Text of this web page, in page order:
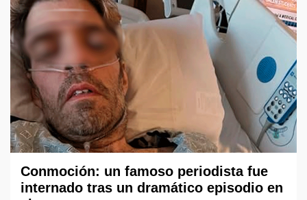
Conmoción: un famoso periodista fue
internado tras un dramático episodio en